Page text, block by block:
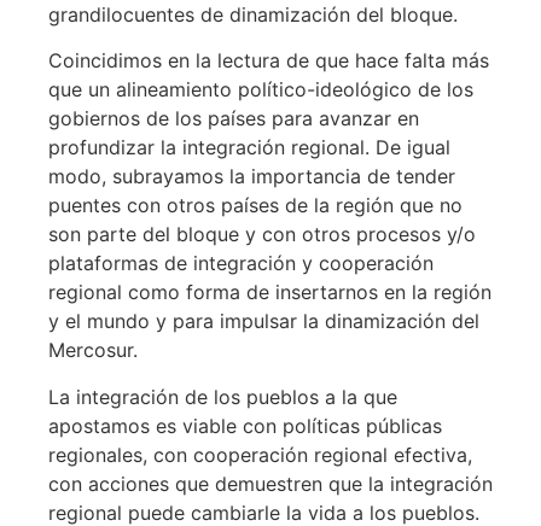
grandilocuentes de dinamización del bloque.
Coincidimos en la lectura de que hace falta más
que un alineamiento político-ideológico de los
gobiernos de los países para avanzar en
profundizar la integración regional. De igual
modo, subrayamos la importancia de tender
puentes con otros países de la región que no
son parte del bloque y con otros procesos y/o
plataformas de integración y cooperación
regional como forma de insertarnos en la región
y el mundo y para impulsar la dinamización del
Mercosur.
La integración de los pueblos a la que
apostamos es viable con políticas públicas
regionales, con cooperación regional efectiva,
con acciones que demuestren que la integración
regional puede cambiarle la vida a los pueblos.